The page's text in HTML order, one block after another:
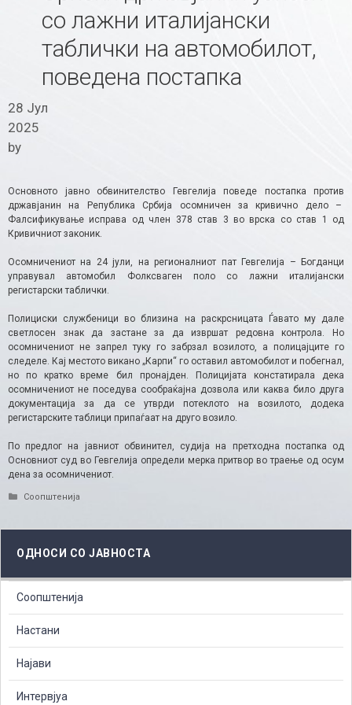
со лажни италијански
таблички на автомобилот,
поведена постапка
28 Јул
2025
by
Основното јавно обвинителство Гевгелија поведе постапка против
државјанин на Република Србија осомничен за кривично дело –
Фалсификување исправа од член 378 став 3 во врска со став 1 од
Кривичниот законик.
Осомничениот на 24 јули, на регионалниот пат Гевгелија – Богданци
управувал автомобил Фолксваген поло со лажни италијански
регистарски таблички.
Полициски службеници во близина на раскрсницата Ѓавато му дале
светлосен знак да застане за да извршат редовна контрола. Но
осомничениот не запрел туку го забрзал возилото, а полицајците го
следеле. Кај местото викано „Карпи“ го оставил автомобилот и побегнал,
но по кратко време бил пронајден. Полицијата констатирала дека
осомничениот не поседува сообраќајна дозвола или каква било друга
документација за да се утврди потеклото на возилото, додека
регистарските таблици припаѓаат на друго возило.
По предлог на јавниот обвинител, судија на претходна постапка од
Основниот суд во Гевгелија определи мерка притвор во траење од осум
дена за осомничениот.
Categories
Соопштенија
ОДНОСИ СО ЈАВНОСТА
Соопштенија
Настани
Најави
Интервјуа